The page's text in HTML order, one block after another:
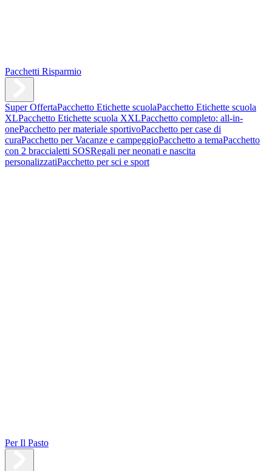
Pacchetti Risparmio
Super OffertaPacchetto Etichette scuolaPacchetto Etichette scuola
XLPacchetto Etichette scuola XXLPacchetto completo: all-in-
onePacchetto per materiale sportivoPacchetto per case di
curaPacchetto per Vacanze e campeggioPacchetto a temaPacchetto
con 2 braccialetti SOSRegali per neonati e nascita
personalizzatiPacchetto per sci e sport
Per Il Pasto